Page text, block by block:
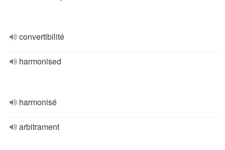
convertibilité
harmonised
harmonisé
arbitrament